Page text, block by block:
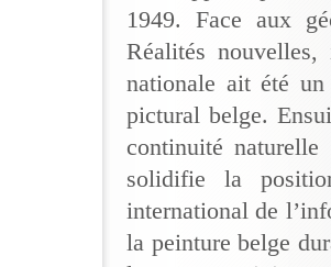
1949. Face aux
Réalités
nationale ait été
pictural belge.
continuité
solidifie la
international de
la peinture belge